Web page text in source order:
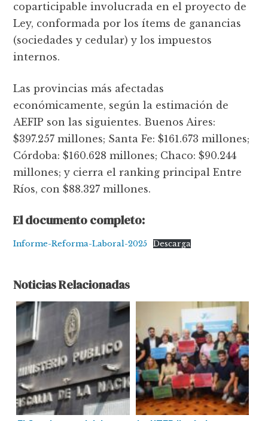
coparticipable involucrada en el proyecto de
Ley, conformada por los ítems de ganancias
(sociedades y cedular) y los impuestos
internos.
Las provincias más afectadas
económicamente, según la estimación de
AEFIP son las siguientes. Buenos Aires:
$397.257 millones; Santa Fe: $161.673 millones;
Córdoba: $160.628 millones; Chaco: $90.244
millones; y cierra el ranking principal Entre
Ríos, con $88.327 millones.
El documento completo:
Informe-Reforma-Laboral-2025 Descarga
Noticias Relacionadas